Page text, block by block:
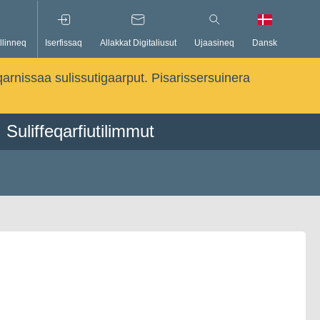
Iserfissaq Allakkat Digitaliusut Ujaasineq Dansk
sulissutigaarput. Pisarissersuinera
Suliffeqarfiutilimmut